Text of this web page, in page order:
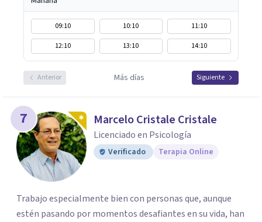
09:10 10:10
11:10
12:10
13:10 14:10
Anterior Más días Siguiente
7 Marcelo Cristale Cristale
Licenciado en Psicología
Verificado Terapia Online
Trabajo especialmente bien con personas que, aunque
estén pasando por momentos desafiantes en su vida, han